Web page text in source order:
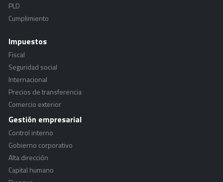
PLD
Cumplimiento
Impuestos
Fiscal
Seguridad social
Internacional
Precios de transferencia
Comercio exterior
Gestión empresarial
Control interno
Gobierno corporativo
Alta dirección
Capital humano